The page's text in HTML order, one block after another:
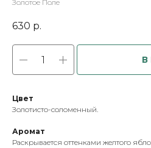
Золотое Поле
630 р.
В
Цвет
Золотисто-соломенный.
Аромат
Раскрывается оттенками желтого